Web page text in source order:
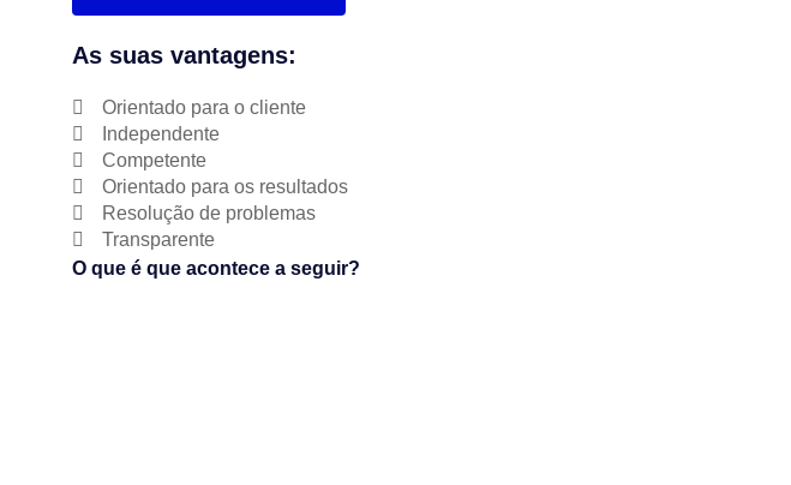
As suas vantagens:
Orientado para o cliente
Independente
Competente
Orientado para os resultados
Resolução de problemas
Transparente
O que é que acontece a seguir?